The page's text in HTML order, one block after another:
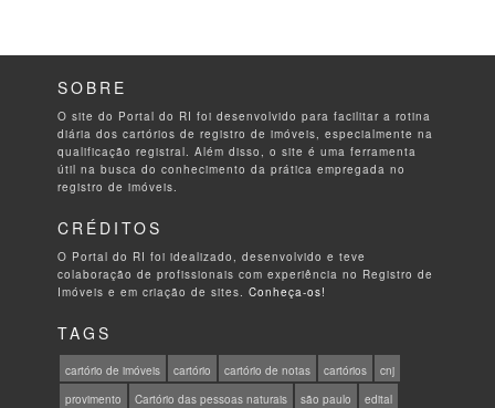
SOBRE
O site do Portal do RI foi desenvolvido para facilitar a rotina
diária dos cartórios de registro de imóveis, especialmente na
qualificação registral. Além disso, o site é uma ferramenta
útil na busca do conhecimento da prática empregada no
registro de imóveis.
CRÉDITOS
O Portal do RI foi idealizado, desenvolvido e teve
colaboração de profissionais com experiência no Registro de
Imóveis e em criação de sites.Conheça-os!
TAGS
cartório de imóveis cartório cartório de notas cartórios
cnj
provimento
Cartório das pessoas naturais são paulo edital